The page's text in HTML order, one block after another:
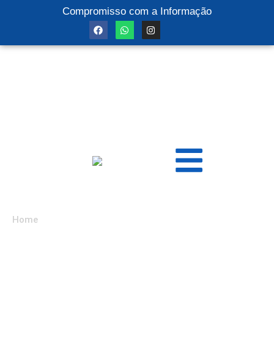
Compromisso com a Informação
Home